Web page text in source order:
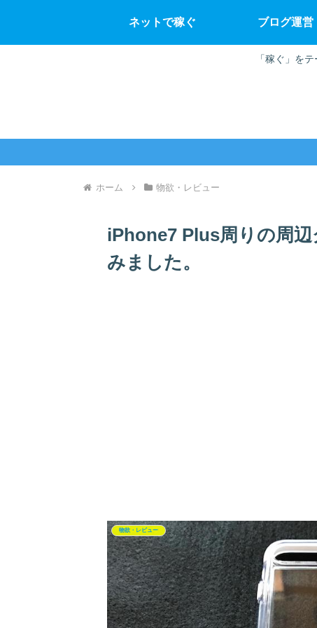
「稼ぐ」を
ネットで稼ぐ ブログ運営
ホーム 物欲・レビュー
iPhone7 Plus周りの周
みました。
物欲・レビュー